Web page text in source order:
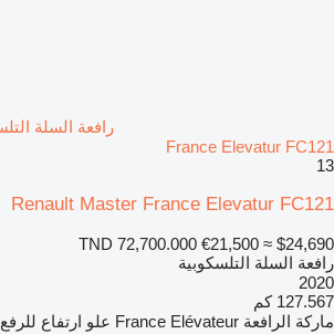
France Elevatur FC121
13
Renault Master France Elevatur FC121
TND 72,700.000 €21,500 ≈ $24,690
رافعة السلة التلسكوبية
2020
127.567 كم
ماركة الرافعة France Elévateur علو ارتفاع للرفع